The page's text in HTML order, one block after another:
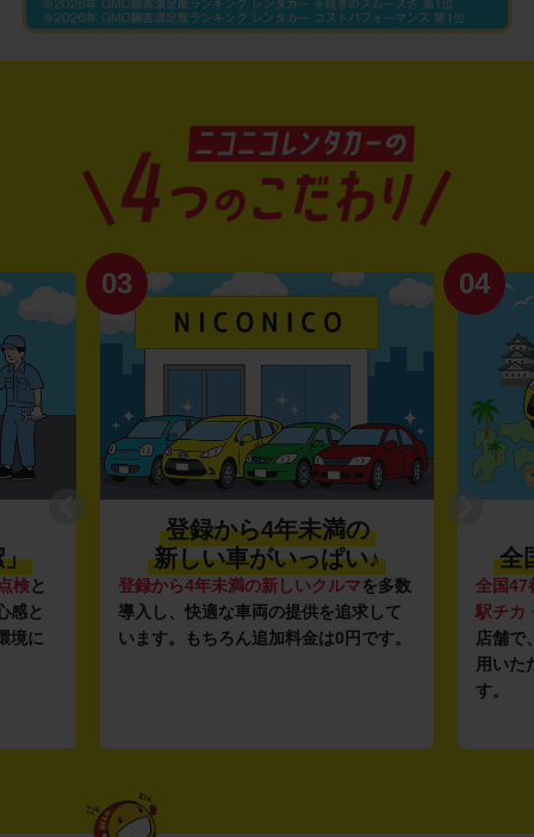
」
検と
感と
境に
03
登録から4年未満の
新しい車がいっぱい♪
登録から4年未満の新しいクルマを多数
導入し、快適な車両の提供を追求して
います。もちろん追加料金は0円です。
04
全
全国47
駅チカ
店舗で
用いた
す。